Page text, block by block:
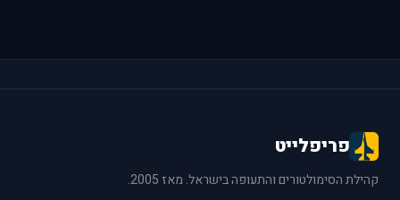
פריפלייט
קהילת הסימולטורים והתעופה בישראל. מאז 2005.